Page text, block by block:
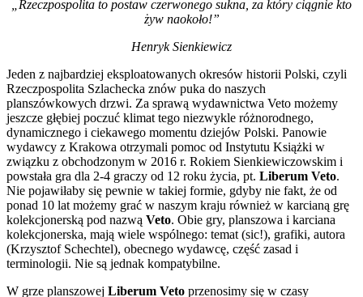
„Rzeczpospolita to postaw czerwonego sukna, za który ciągnie kto
żyw naokoło!”
Henryk Sienkiewicz
Jeden z najbardziej eksploatowanych okresów historii Polski, czyli
Rzeczpospolita Szlachecka znów puka do naszych
planszówkowych drzwi. Za sprawą wydawnictwa Veto możemy
jeszcze głębiej poczuć klimat tego niezwykle różnorodnego,
dynamicznego i ciekawego momentu dziejów Polski. Panowie
wydawcy z Krakowa otrzymali pomoc od Instytutu Książki w
związku z obchodzonym w 2016 r. Rokiem Sienkiewiczowskim i
powstała gra dla 2-4 graczy od 12 roku życia, pt. Liberum Veto.
Nie pojawiłaby się pewnie w takiej formie, gdyby nie fakt, że od
ponad 10 lat możemy grać w naszym kraju również w karcianą grę
kolekcjonerską pod nazwą Veto. Obie gry, planszowa i karciana
kolekcjonerska, mają wiele wspólnego: temat (sic!), grafiki, autora
(Krzysztof Schechtel), obecnego wydawcę, część zasad i
terminologii. Nie są jednak kompatybilne.
W grze planszowej Liberum Veto przenosimy się w czasy